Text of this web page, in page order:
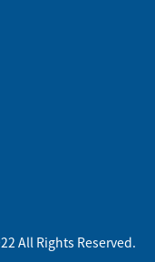
All Rights Reserved.